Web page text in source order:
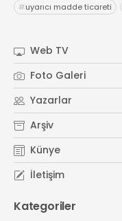
#uyarıcı madde ticareti
Web TV
Foto Galeri
Yazarlar
Arşiv
Künye
İletişim
Kategoriler